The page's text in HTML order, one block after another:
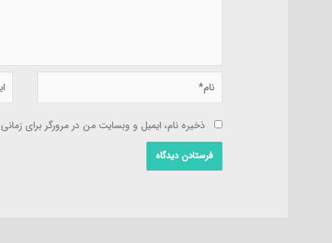
نام*
ذخیره نام، ایمیل و وبسایت من در مرورگر برای